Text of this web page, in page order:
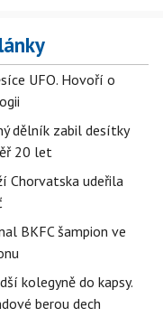
UFO. Hovoří o
dělník zabil desítky
20 let
Chorvatska udeřila
BKFC šampion ve
kolegyně do kapsy.
berou dech